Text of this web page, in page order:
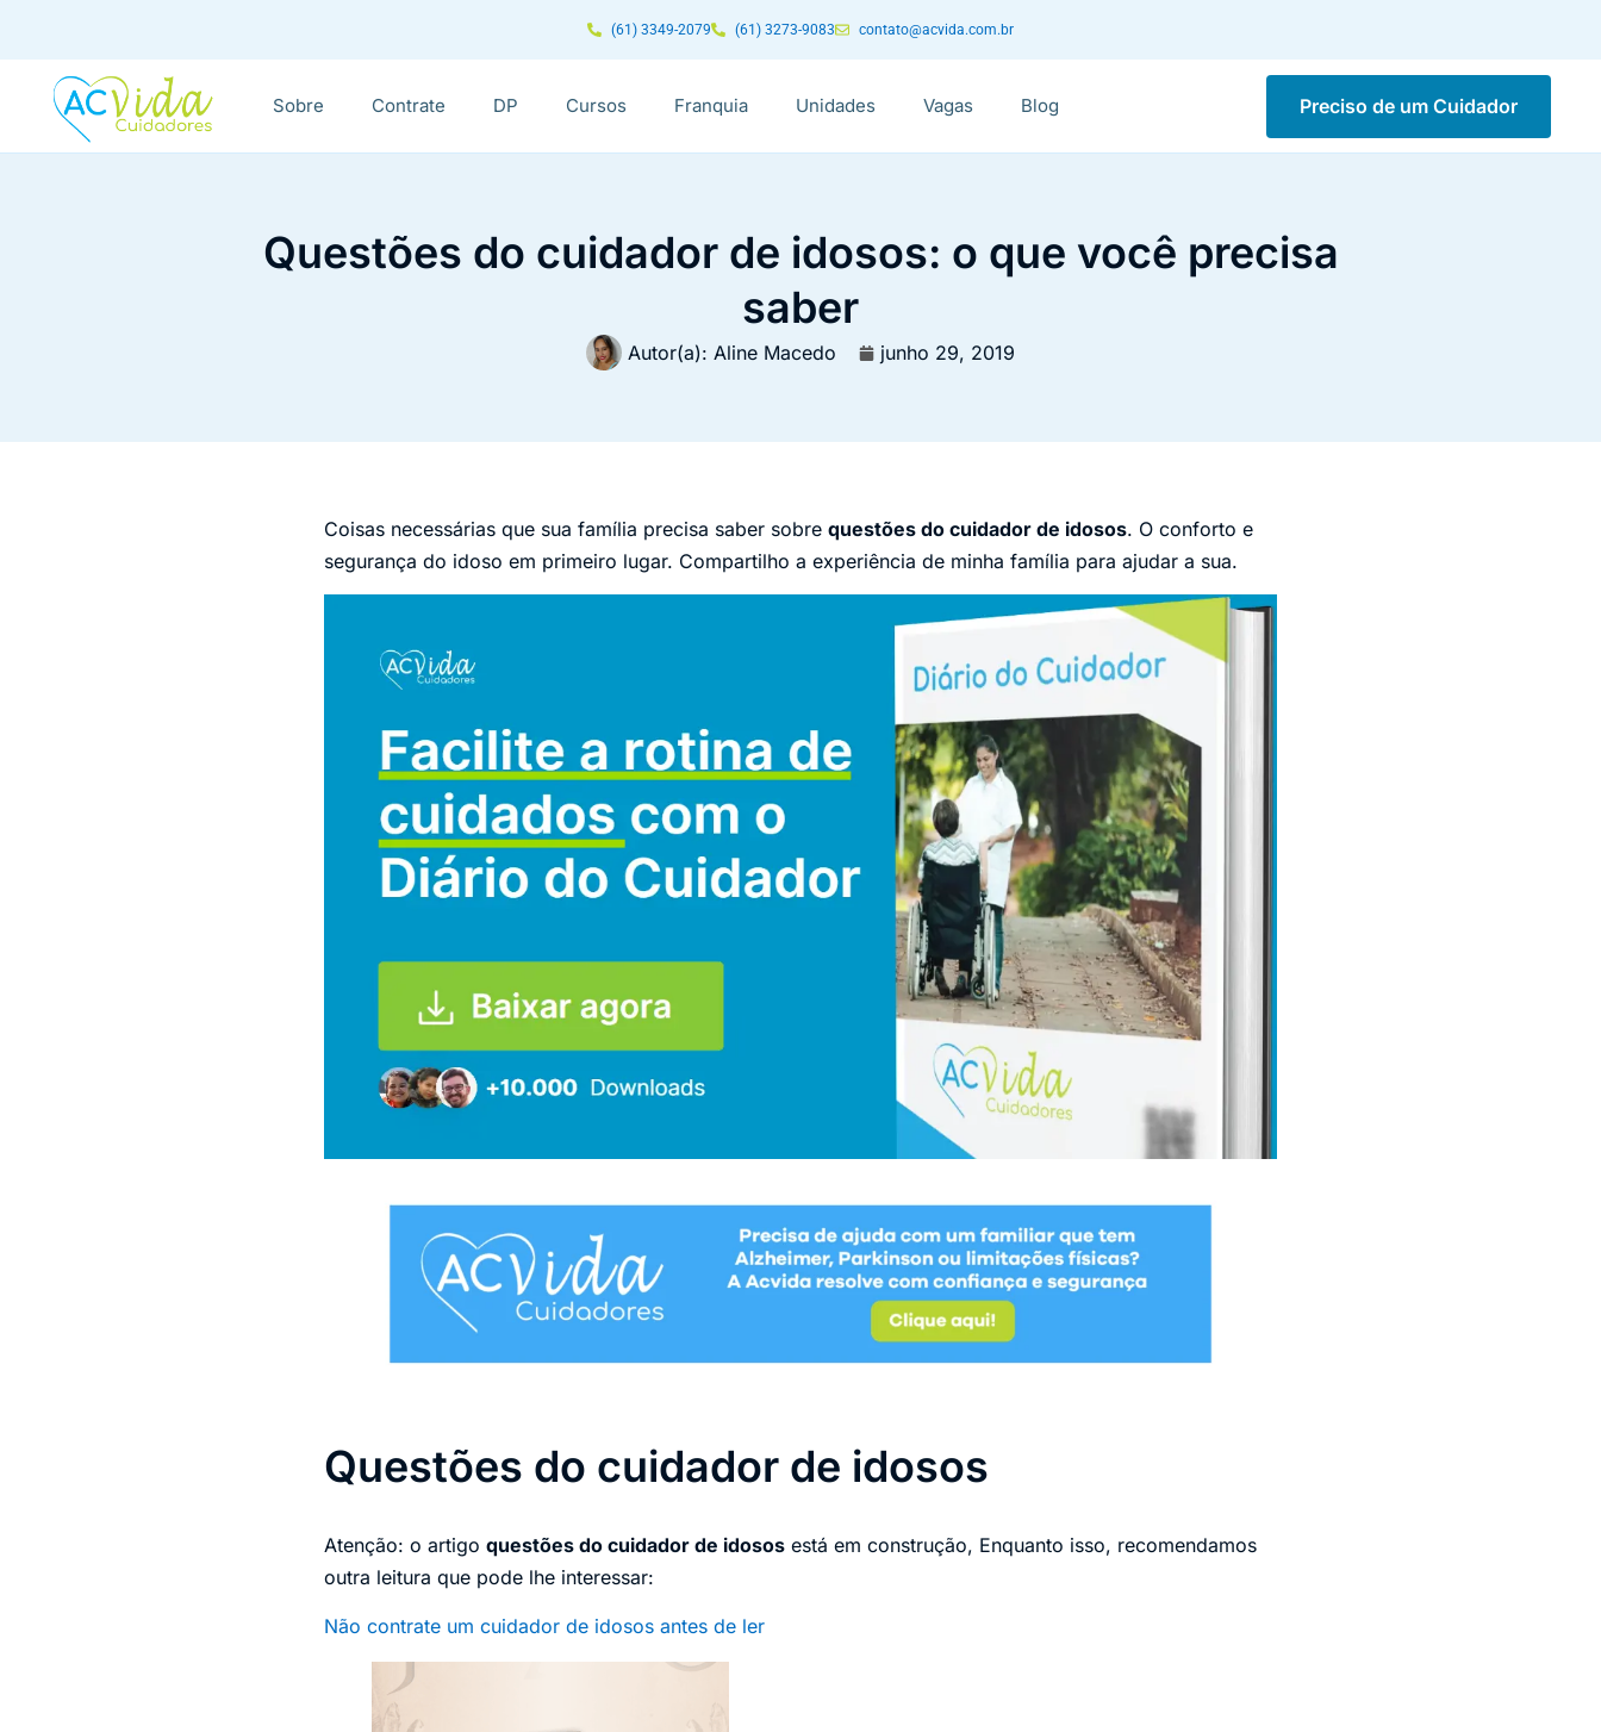
(61) 3349-2079 (61) 3273-9083 contato@acvida.com.br
Sobre Contrate DP Cursos Franquia Unidades Vagas Blog Preciso de um Cuidador
Questões do cuidador de idosos: o que você precisa
saber
Autor(a): Aline Macedo junho 29, 2019
Coisas necessárias que sua família precisa saber sobre questões do cuidador de idosos. O conforto e
segurança do idoso em primeiro lugar. Compartilho a experiência de minha família para ajudar a sua.
Questões do cuidador de idosos
Atenção: o artigo questões do cuidador de idosos está em construção, Enquanto isso, recomendamos
outra leitura que pode lhe interessar:
Não contrate um cuidador de idosos antes de ler